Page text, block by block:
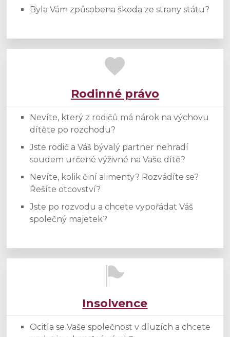
Byla Vám způsobena škoda ze strany státu?
Rodinné právo
Nevíte, který z rodičů má nárok na výchovu
dítěte po rozchodu?
Jste rodič a Váš bývalý partner nehradí
soudem určené výživné na Vaše dítě?
Nevíte, kolik činí alimenty? Rozvádíte se?
Řešíte otcovství?
Jste po rozvodu a chcete vypořádat Váš
společný majetek?
Insolvence
Ocitla se Vaše společnost v dluzích a chcete